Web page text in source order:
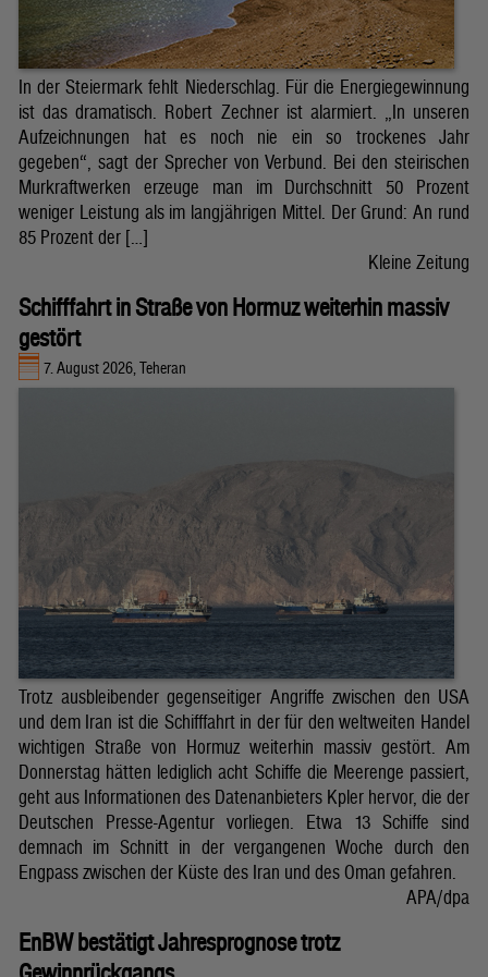
In der Steiermark fehlt Niederschlag. Für die Energiegewinnung
ist das dramatisch. Robert Zechner ist alarmiert. „In unseren
Aufzeichnungen hat es noch nie ein so trockenes Jahr
gegeben“, sagt der Sprecher von Verbund. Bei den steirischen
Murkraftwerken erzeuge man im Durchschnitt 50 Prozent
weniger Leistung als im langjährigen Mittel. Der Grund: An rund
85 Prozent der […]
Kleine Zeitung
Schifffahrt in Straße von Hormuz weiterhin massiv
gestört
7. August 2026, Teheran
Trotz ausbleibender gegenseitiger Angriffe zwischen den USA
und dem Iran ist die Schifffahrt in der für den weltweiten Handel
wichtigen Straße von Hormuz weiterhin massiv gestört. Am
Donnerstag hätten lediglich acht Schiffe die Meerenge passiert,
geht aus Informationen des Datenanbieters Kpler hervor, die der
Deutschen Presse-Agentur vorliegen. Etwa 13 Schiffe sind
demnach im Schnitt in der vergangenen Woche durch den
Engpass zwischen der Küste des Iran und des Oman gefahren.
APA/dpa
EnBW bestätigt Jahresprognose trotz